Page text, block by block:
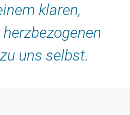
klaren,
uns selbst.